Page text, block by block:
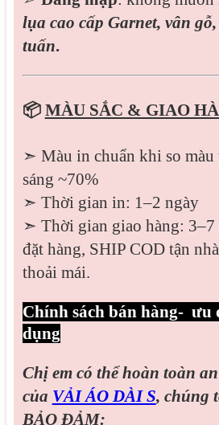
lụa cao cấp Garnet, vân
tuấn.
📦 MÀU SẮC & GIAO
➣ Màu in chuẩn khi so màu
sáng ~70%
➣ Thời gian in: 1–2 ngày
➣ Thời gian giao hàng: 3–7
đặt hàng, SHIP COD tận
thoải mái.
Chính sách bán hàng- ưu
dụng
Chị em có thể hoàn toàn
của VẢI ÁO DÀI S, chúng
BẢO ĐẢM: